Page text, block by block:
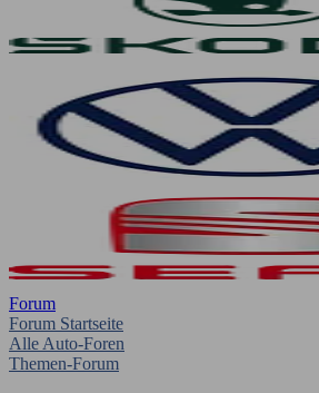
Forum
Forum Startseite
Alle Auto-Foren
Themen-Forum